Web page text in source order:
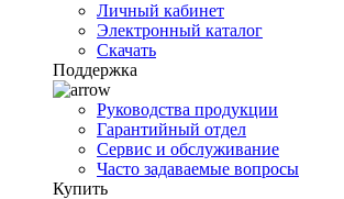
Личный кабинет
Электронный каталог
Скачать
Поддержка
Руководства продукции
Гарантийный отдел
Сервис и обслуживание
Часто задаваемые вопросы
Купить